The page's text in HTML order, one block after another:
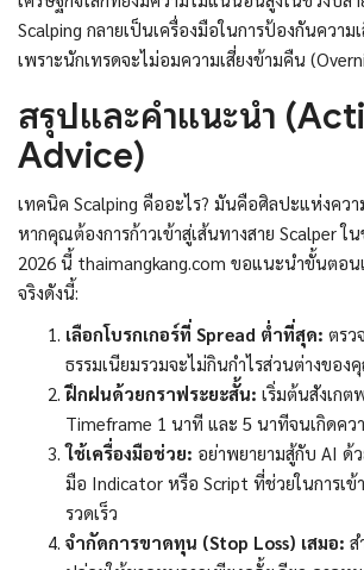
Scalping กลายเป็นเครื่องมือในการป้องกันความ
เพราะนักเทรดจะไม่อมความเสี่ยงข้ามคืน
สรุปและคำแนะนำ
Advice)
เทคนิค Scalping คืออะไร? มันคือศิลปะแห่งควา
หากคุณต้องการก้าวเข้าสู่เส้นทางสาย Scalper ใ
2026 นี้ thaimangkang.com ขอแนะนำขั้นตอน
จริงดังนี้:
เลือกโบรกเกอร์ที่ Spread ต่ำที่สุด: ตรว
ธรรมเนียมรวมจะไม่กินกำไรส่วนต่างของ
ฝึกฝนด้วยกราฟระยะสั้น: เริ่มต้นสังเกต
Timeframe 1 นาที และ 5 นาทีจนเกิดคว
ใช้เครื่องมือช่วย: อย่าพยายามสู้กับ AI ด้
มือ Indicator หรือ Script ที่ช่วยในการเข้
รวดเร็ว
จำกัดการขาดทุน (Stop Loss) เสมอ: ส